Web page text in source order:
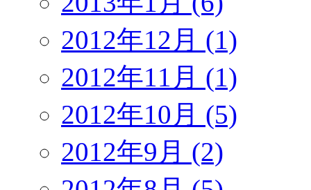
2012年12月 (1)
2012年11月 (1)
2012年10月 (5)
2012年9月 (2)